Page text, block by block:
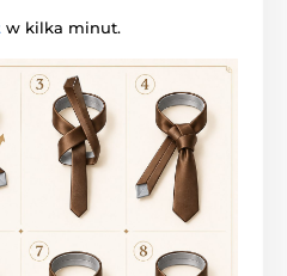
w kilka minut.